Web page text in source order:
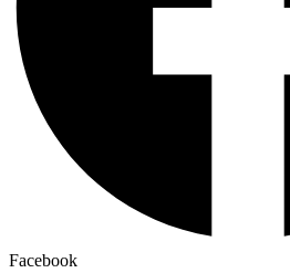
Facebook